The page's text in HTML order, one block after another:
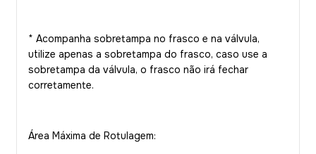
* Acompanha sobretampa no frasco e na válvula,
utilize apenas a sobretampa do frasco, caso use a
sobretampa da válvula, o frasco não irá fechar
corretamente.
Área Máxima de Rotulagem: